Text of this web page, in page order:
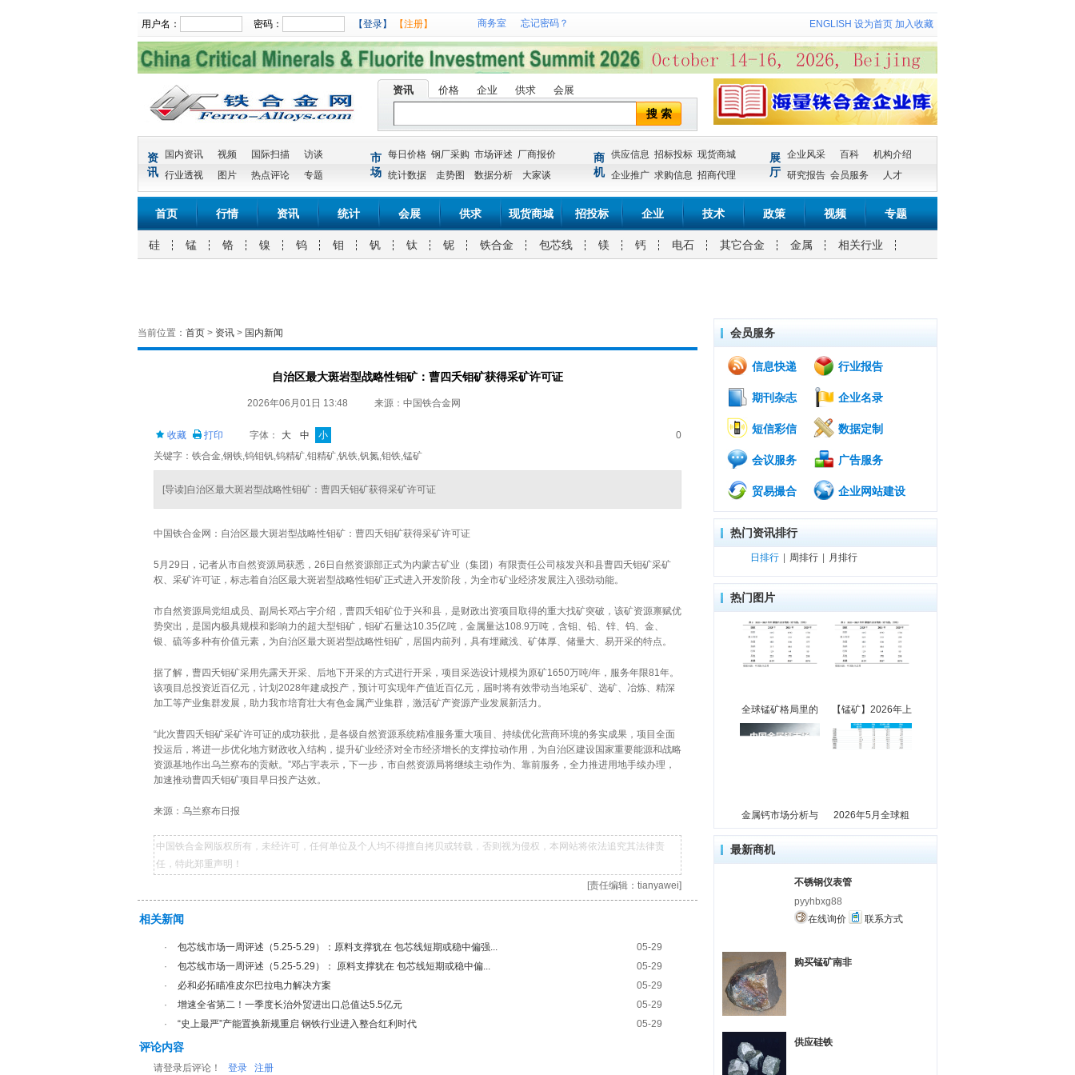
用户名： 密码： 【登录】 【注册】 商务室 忘记密码？ ENGLISH 设为首页 加入收藏
资讯 价格 企业 供求 会展
搜 索
资
讯
国内资讯 视频 国际扫描
访谈
行业透视
图片 热点评论 专题
市
场
每日价格 钢厂采购 市场评述 厂商报价
统计数据
走势图 数据分析 大家谈
商
机
供应信息 招标投标 现货商城
企业推广 求购信息 招商代理
展
厅
企业风采 百科
机构介绍
研究报告 会员服务 人才
首页 行情 资讯 统计 会展 供求 现货商城 招投标 企业 技术 政策 视频 专题
硅 锰 铬 镍 钨 钼 钒 钛 铌 铁合金 包芯线 镁 钙 电石 其它合金 金属 相关行业
当前位置： 首页 > 资讯 > 国内新闻
自治区最大斑岩型战略性钼矿：曹四夭钼矿获得采矿许可证
2026年06月01日 13:48 来源：中国铁合金网
收藏 打印 字体： 大 中 小
0
关键字：铁合金,钢铁,钨钼钒,钨精矿,钼精矿,钒铁,钒氮,钼铁,锰矿
[导读]自治区最大斑岩型战略性钼矿：曹四夭钼矿获得采矿许可证
中国铁合金网：自治区最大斑岩型战略性钼矿：曹四夭钼矿获得采矿许可证
5月29日，记者从市自然资源局获悉，26日自然资源部正式为内蒙古矿业（集团）有限责任公司核发兴和县曹四夭钼矿采矿
权、采矿许可证，标志着自治区最大斑岩型战略性钼矿正式进入开发阶段，为全市矿业经济发展注入强劲动能。
市自然资源局党组成员、副局长邓占宇介绍，曹四夭钼矿位于兴和县，是财政出资项目取得的重大找矿突破，该矿资源禀赋优
势突出，是国内极具规模和影响力的超大型钼矿，钼矿石量达10.35亿吨，金属量达108.9万吨，含钼、铅、锌、钨、金、
银、硫等多种有价值元素，为自治区最大斑岩型战略性钼矿，居国内前列，具有埋藏浅、矿体厚、储量大、易开采的特点。
据了解，曹四夭钼矿采用先露天开采、后地下开采的方式进行开采，项目采选设计规模为原矿1650万吨/年，服务年限81年。
该项目总投资近百亿元，计划2028年建成投产，预计可实现年产值近百亿元，届时将有效带动当地采矿、选矿、冶炼、精深
加工等产业集群发展，助力我市培育壮大有色金属产业集群，激活矿产资源产业发展新活力。
“此次曹四夭钼矿采矿许可证的成功获批，是各级自然资源系统精准服务重大项目、持续优化营商环境的务实成果，项目全面
投运后，将进一步优化地方财政收入结构，提升矿业经济对全市经济增长的支撑拉动作用，为自治区建设国家重要能源和战略
资源基地作出乌兰察布的贡献。”邓占宇表示，下一步，市自然资源局将继续主动作为、靠前服务，全力推进用地手续办理，
加速推动曹四夭钼矿项目早日投产达效。
来源：乌兰察布日报
中国铁合金网版权所有，未经许可，任何单位及个人均不得擅自拷贝或转载，否则视为侵权，本网站将依法追究其法律责
任，特此郑重声明！
[责任编辑：tianyawei]
相关新闻
· 包芯线市场一周评述（5.25-5.29）：原料支撑犹在 包芯线短期或稳中偏强...
05-29
·
包芯线市场一周评述（5.25-5.29）： 原料支撑犹在 包芯线短期或稳中偏...
05-29
·
必和必拓瞄准皮尔巴拉电力解决方案
05-29
·
增速全省第二！一季度长治外贸进出口总值达5.5亿元
05-29
·
“史上最严”产能置换新规重启 钢铁行业进入整合红利时代 05-29
评论内容
请登录后评论！ 登录 注册
会员服务
信息快递 行业报告
期刊杂志 企业名录
短信彩信 数据定制
会议服务 广告服务
贸易撮合 企业网站建设
热门资讯排行
日排行 周排行 月排行
热门图片
全球锰矿格局里的 【锰矿】2026年上
金属钙市场分析与 2026年5月全球粗
最新商机
不锈钢仪表管
pyyhbxg88
在线询价
联系方式
购买锰矿南非
供应硅铁